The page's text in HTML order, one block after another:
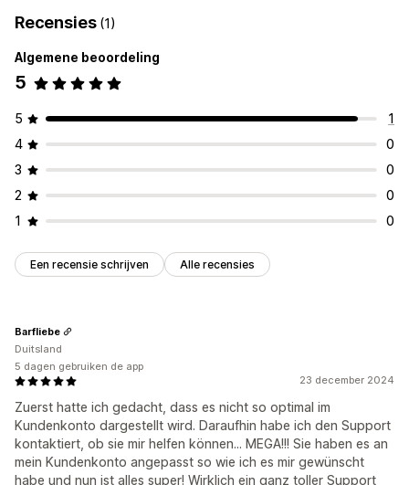
Recensies (1)
Algemene beoordeling
5
5
1
4
0
3
0
2
0
1
0
Een recensie schrijven Alle recensies
23 december 2024
Zuerst hatte ich gedacht, dass es nicht so optimal im
Kundenkonto dargestellt wird. Daraufhin habe ich den Support
kontaktiert, ob sie mir helfen können... MEGA!!! Sie haben es an
mein Kundenkonto angepasst so wie ich es mir gewünscht
habe und nun ist alles super! Wirklich ein ganz toller Support
Barfliebe
Duitsland
5 dagen gebruiken de app